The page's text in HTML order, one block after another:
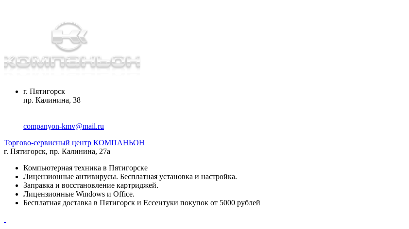
г. Пятигорск
пр. Калинина, 38
companyon-kmv@mail.ru
Торгово-сервисный центр КОМПАНЬОН
г. Пятигорск, пр. Калинина, 27а
Компьютерная техника в Пятигорске
Лицензионные антивирусы. Бесплатная установка и настройка.
Заправка и восстановление картриджей.
Лицензионные Windows и Office.
Бесплатная доставка в Пятигорск и Ессентуки покупок от 5000 рублей